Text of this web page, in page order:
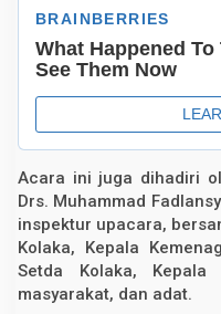
Acara ini juga dihadiri
Drs. Muhammad
inspektur upacara,
Kolaka, Kepala
Setda Kolaka,
masyarakat, dan adat.